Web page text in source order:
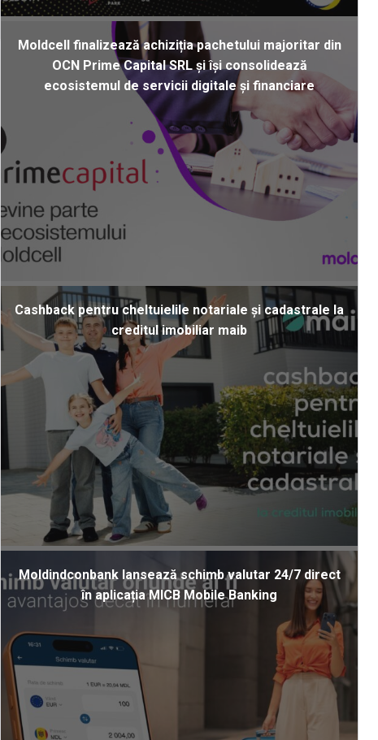
Moldcell finalizează achiziția pachetului majoritar din
OCN Prime Capital SRL și își consolidează
ecosistemul de servicii digitale și financiare
Cashback pentru cheltuielile notariale și cadastrale la
creditul imobiliar maib
Moldindconbank lansează schimb valutar 24/7 direct
în aplicația MICB Mobile Banking